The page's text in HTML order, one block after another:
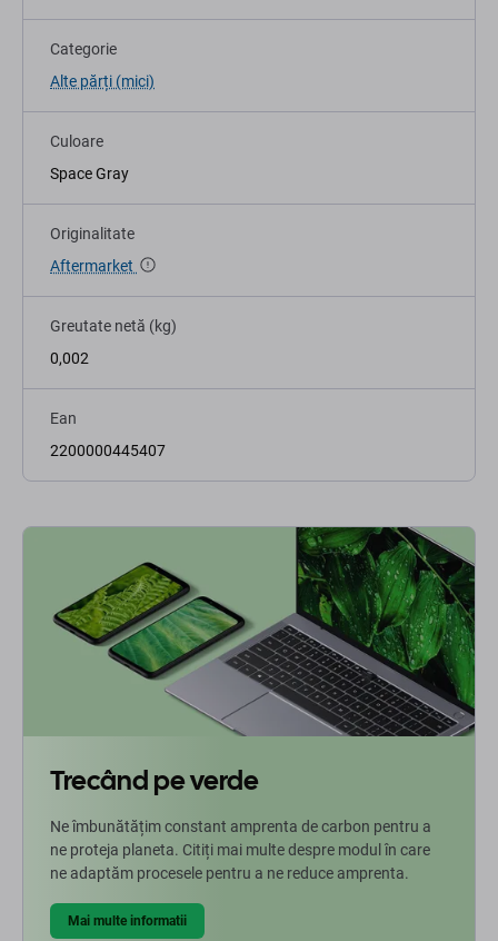
Categorie
Alte părți (mici)
Culoare
Space Gray
Originalitate
Aftermarket
Greutate netă (kg)
0,002
Ean
2200000445407
Trecând pe verde
Ne îmbunătățim constant amprenta de carbon pentru a
ne proteja planeta. Citiți mai multe despre modul în care
ne adaptăm procesele pentru a ne reduce amprenta.
Mai multe informatii